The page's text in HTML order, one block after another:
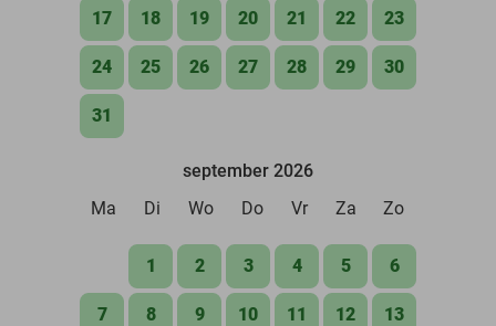
17 18 19 20 21 22 23
24 25 26 27 28 29 30
31
september 2026
Ma
Di Wo Do Vr Za Zo
1 2 3 4 5 6
7 8 9 10 11 12 13